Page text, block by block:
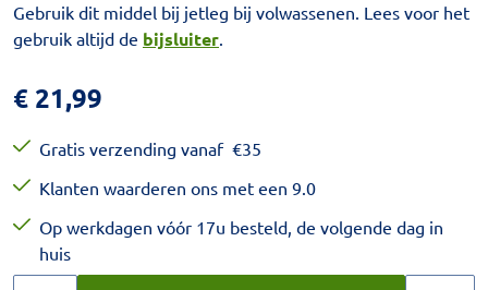
Gebruik dit middel bij jetleg bij volwassenen. Lees voor het
gebruik altijd de bijsluiter.
€ 21,99
Gratis verzending vanaf €35
Klanten waarderen ons met een 9.0
Op werkdagen vóór 17u besteld, de volgende dag in
huis